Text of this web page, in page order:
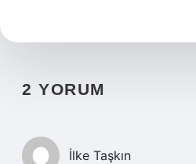
2 YORUM
İlke Taşkın